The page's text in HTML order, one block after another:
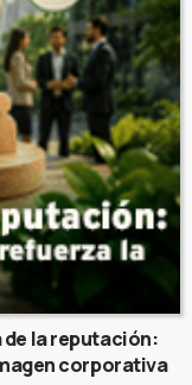
de la reputación:
corporativa